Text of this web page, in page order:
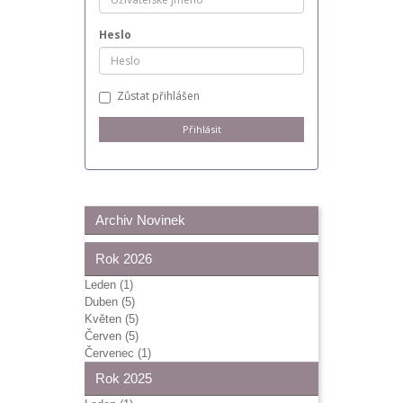
Heslo
Zůstat přihlášen
Archiv Novinek
Rok 2026
Leden (1)
Duben (5)
Květen (5)
Červen (5)
Červenec (1)
Rok 2025